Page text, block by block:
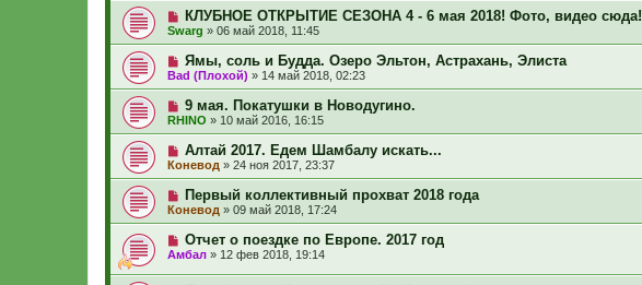
КЛУБНОЕ ОТКРЫТИЕ СЕЗОНА 4 - 6 мая 2018! Фото, видео сюда!
Swarg » 06 май 2018, 11:45
Ямы, соль и Будда. Озеро Эльтон, Астрахань, Элиста
Bad (Плохой) » 14 май 2018, 02:23
9 мая. Покатушки в Новодугино.
RHINO » 10 май 2016, 16:15
Алтай 2017. Едем Шамбалу искать...
Коневод » 24 ноя 2017, 23:37
Первый коллективный прохват 2018 года
Коневод » 09 май 2018, 17:24
Отчет о поездке по Европе. 2017 год
Амбал » 12 фев 2018, 19:14